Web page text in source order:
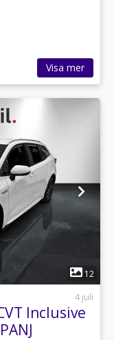
Visa mer
12
4 juli
Inclusive